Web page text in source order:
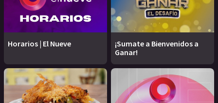
Horarios | El Nueve
¡Sumate a Bienvenidos a
Ganar!